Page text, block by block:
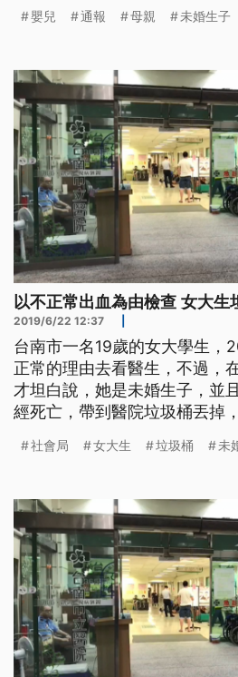
嬰兒 通報 母親 未婚生子
以不正常出血為由檢查 女大生
2019/6/22 12:37
台南市一名19歲的女大學生，
正常的理由去看醫生，不過，
才坦白說，她是未婚生子，並
經死亡，帶到醫院垃圾桶丟掉
大學生到台南市立醫院，說她
院急診部主任蘇世揚說明，「
那我們又做了超音波，當下是
社會局 女大生 垃圾桶 未